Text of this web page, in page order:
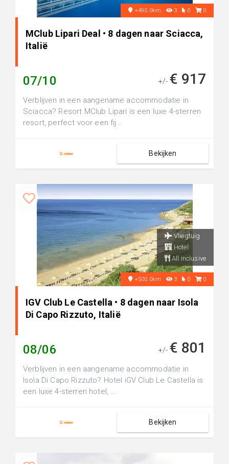
+490.0km 3 0 0
MClub Lipari Deal • 8 dagen naar Sciacca,
Italië
07/10 +/- € 917
Verblijven in een aangename accommodatie in
Sciacca? Resort MClub Lipari is een luxe 4-sterren
resort, perfect voor een fij...
Bekijken
Vliegtuig
Hotel
All inclusive
+500.0km 3 0 0
IGV Club Le Castella • 8 dagen naar Isola
Di Capo Rizzuto, Italië
08/06 +/- € 801
Verblijven in een aangename accommodatie in
Isola Di Capo Rizzuto? Hotel iGV Club Le Castella is
een luxe 4-sterren hotel, ...
Bekijken